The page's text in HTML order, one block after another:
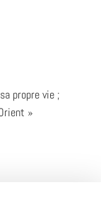
propre vie ;
»